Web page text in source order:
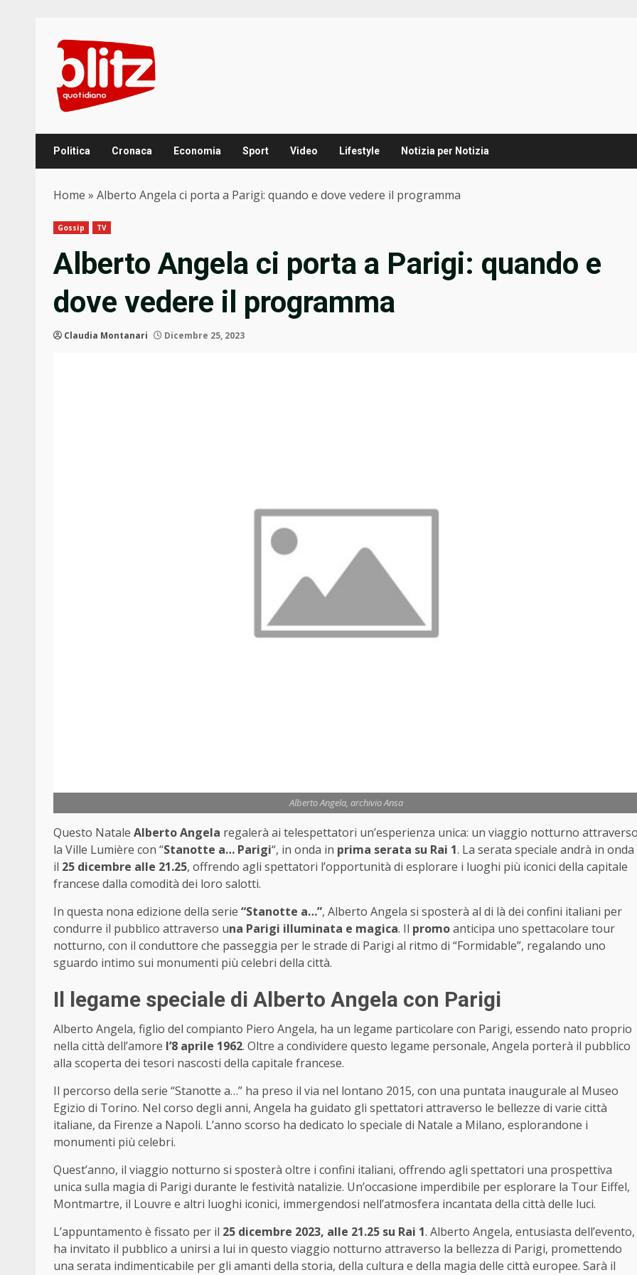
content
Politica Cronaca Economia Sport Video Lifestyle Notizia per Notizia
Home » Alberto Angela ci porta a Parigi: quando e dove vedere il programma
Gossip TV
Alberto Angela ci porta a Parigi: quando e
dove vedere il programma
Claudia Montanari Dicembre 25, 2023
Alberto Angela, archivio Ansa
Questo Natale Alberto Angela regalerà ai telespettatori un’esperienza unica: un viaggio notturno
la Ville Lumière con “Stanotte a… Parigi“, in onda in prima serata su Rai 1. La serata speciale andrà in onda
il 25 dicembre alle 21.25, offrendo agli spettatori l’opportunità di esplorare i luoghi più iconici della capitale
francese dalla comodità dei loro salotti.
In questa nona edizione della serie “Stanotte a…”, Alberto Angela si sposterà al di là dei confini italiani per
condurre il pubblico attraverso una Parigi illuminata e magica. Il promoanticipa uno spettacolare tour
notturno, con il conduttore che passeggia per le strade di Parigi al ritmo di “Formidable”, regalando uno
sguardo intimo sui monumenti più celebri della città.
Il legame speciale di Alberto Angela con Parigi
Alberto Angela, figlio del compianto Piero Angela, ha un legame particolare con Parigi, essendo nato proprio
nella città dell’amore l’8 aprile 1962. Oltre a condividere questo legame personale, Angela porterà il pubblico
alla scoperta dei tesori nascosti della capitale francese.
Il percorso della serie “Stanotte a…” ha preso il via nel lontano 2015, con una puntata inaugurale al Museo
Egizio di Torino. Nel corso degli anni, Angela ha guidato gli spettatori attraverso le bellezze di varie città
italiane, da Firenze a Napoli. L’anno scorso ha dedicato lo speciale di Natale a Milano, esplorandone i
monumenti più celebri.
Quest’anno, il viaggio notturno si sposterà oltre i confini italiani, offrendo agli spettatori una prospettiva
unica sulla magia di Parigi durante le festività natalizie. Un’occasione imperdibile per esplorare la Tour Eiffel,
Montmartre, il Louvre e altri luoghi iconici, immergendosi nell’atmosfera incantata della città delle luci.
L’appuntamento è fissato per il 25 dicembre 2023, alle 21.25 su Rai 1. Alberto Angela, entusiasta dell’evento,
ha invitato il pubblico a unirsi a lui in questo viaggio notturno attraverso la bellezza di Parigi, promettendo
una serata indimenticabile per gli amanti della storia, della cultura e della magia delle città europee. Sarà il